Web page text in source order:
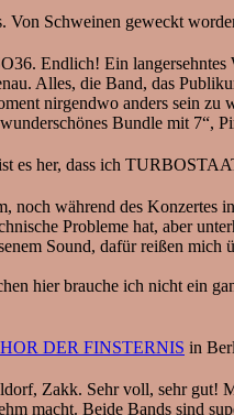
Schweinen geweckt
Endlich! Ein langersehntes
Alles, die Band, das
nirgendwo anders sein
Bundle mit 7“,
her, dass ich
noch während des
Probleme hat, aber
Sound, dafür reißen
hier brauche ich nicht ein
DER FINSTERNIS in
Zakk. Sehr voll, sehr gut!
macht. Beide Bands sind